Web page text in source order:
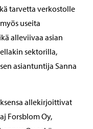
tarvetta verkostolle
useita
alleviivaa asian
sektorilla,
asiantuntija Sanna
allekirjoittivat
Forsblom Oy,